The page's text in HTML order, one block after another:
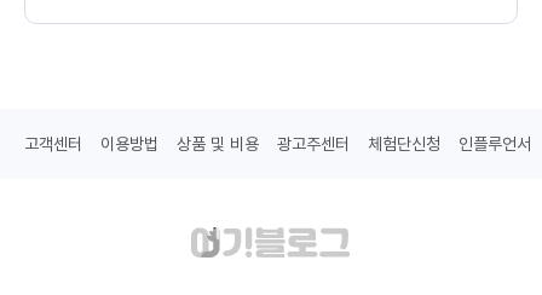
고객센터 이용방법 상품 및 비용 광고주센터 체험단신청 인플루언서